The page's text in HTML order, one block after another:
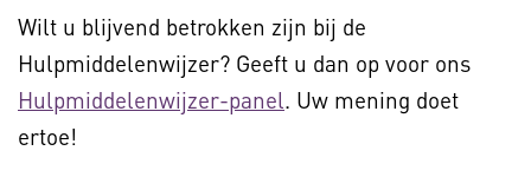
Wilt u blijvend betrokken zijn bij de
Hulpmiddelenwijzer? Geeft u dan op voor ons
Hulpmiddelenwijzer-panel. Uw mening doet
ertoe!